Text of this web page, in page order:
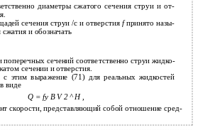
диаметры сжатого сечения струи и от­
сечения струи /с и отверстия fпринято назы­
и обозначать
сечений соответственно струи жидко­
сечении и отверстия.
с этим выражение (71) для реальных жидкостей
виде
Q = fy B V 2 ^ H ,
скорости, представляющий собой отношение сред-